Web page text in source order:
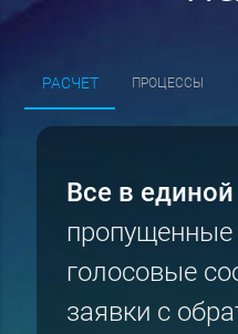
РАСЧЕТ ПРОЦЕССЫ
Все в единой
пропущенные
голосовые
заявки с